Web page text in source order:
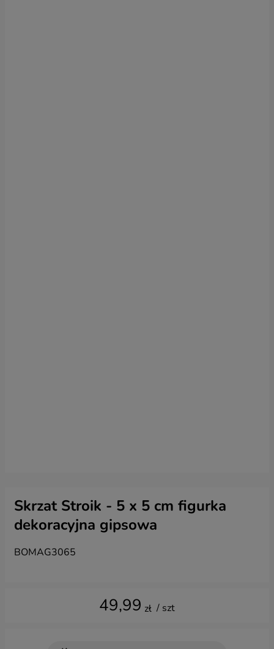
Skrzat Stroik - 5 x 5 cm figurka
dekoracyjna gipsowa
BOMAG3065
49,99 zł / szt